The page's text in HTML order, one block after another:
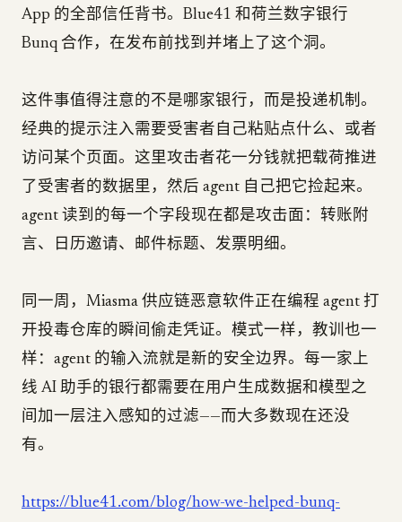
App 的全部信任背书。Blue41 和荷兰数字银行
Bunq 合作，在发布前找到并堵上了这个洞。
这件事值得注意的不是哪家银行，而是投递机制。
经典的提示注入需要受害者自己粘贴点什么、或者
访问某个页面。这里攻击者花一分钱就把载荷推进
了受害者的数据里，然后 agent 自己把它捡起来。
agent 读到的每一个字段现在都是攻击面：转账附
言、日历邀请、邮件标题、发票明细。
同一周，Miasma 供应链恶意软件正在编程 agent 打
开投毒仓库的瞬间偷走凭证。模式一样，教训也一
样：agent 的输入流就是新的安全边界。每一家上
线 AI 助手的银行都需要在用户生成数据和模型之
间加一层注入感知的过滤——而大多数现在还没
有。
https://blue41.com/blog/how-we-helped-bunq-